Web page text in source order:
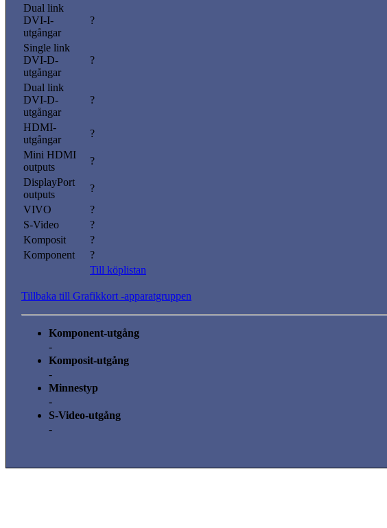
Dual link
DVI-I-
utgångar
?
Single link
DVI-D-
utgångar
?
Dual link
DVI-D-
utgångar
?
HDMI-
utgångar
?
Mini HDMI
outputs
?
DisplayPort
outputs
?
VIVO
?
S-Video
?
Komposit
?
Komponent
?
Till köplistan
Tillbaka till Grafikkort -apparatgruppen
Komponent-utgång
-
Komposit-utgång
-
Minnestyp
-
S-Video-utgång
-